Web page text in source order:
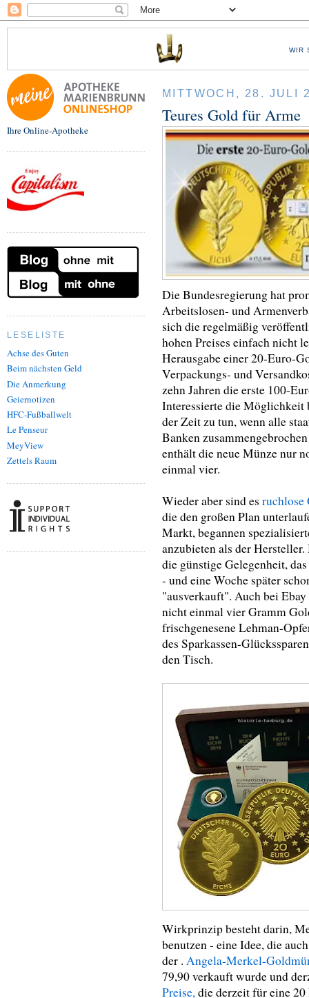
WIR
Ihre Online-Apotheke
LESELISTE
Achse des Guten
Beim nächsten Geld
Die Anmerkung
Geiernotizen
HFC-Fußballwelt
Le Penseur
MeyView
Zettels Raum
MITTWOCH, 28. JULI
Teures Gold für Arme
Die Bundesregierung hat
Arbeitslosen- und
sich die regelmäßig
hohen Preises einfach nicht
Herausgabe einer 20-Euro-
Verpackungs- und
zehn Jahren die erste 100-
Interessierte die Möglichkeit
der Zeit zu tun, wenn alle
Banken
enthält die neue Münze nur
einmal vier.
Wieder aber sind es ruchlose
die den großen Plan
Markt, begannen
anzubieten als der
die günstige Gelegenheit, das
- und eine Woche später
"ausverkauft". Auch bei
nicht einmal vier Gramm
frischgenesene Lehman-
des Sparkassen-
den Tisch.
Wirkprinzip besteht darin,
benutzen - eine Idee, die
der . Angela-Merkel-
79,90 verkauft wurde und
Preise, die derzeit für eine